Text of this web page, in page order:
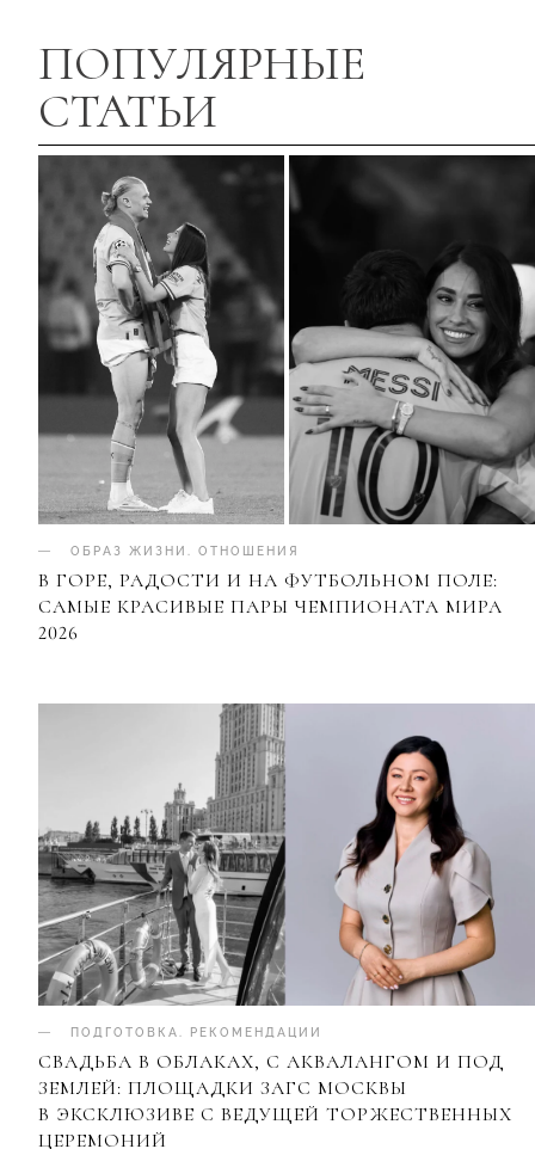
ПОПУЛЯРНЫЕ
СТАТЬИ
ОБРАЗ ЖИЗНИ ОТНОШЕНИЯ
В ГОРЕ, РАДОСТИ И НА ФУТБОЛЬНОМ ПОЛЕ:
САМЫЕ КРАСИВЫЕ ПАРЫ ЧЕМПИОНАТА МИРА
2026
ПОДГОТОВКА РЕКОМЕНДАЦИИ
СВАДЬБА В ОБЛАКАХ, С АКВАЛАНГОМ И ПОД
ЗЕМЛЕЙ: ПЛОЩАДКИ ЗАГС МОСКВЫ
В ЭКСКЛЮЗИВЕ С ВЕДУЩЕЙ ТОРЖЕСТВЕННЫХ
ЦЕРЕМОНИЙ